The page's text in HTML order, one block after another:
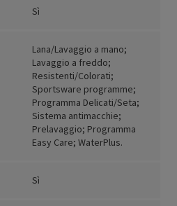
Sì
Lana/Lavaggio a mano;
Lavaggio a freddo;
Resistenti/Colorati;
Sportsware programme;
Programma Delicati/Seta;
Sistema antimacchie;
Prelavaggio; Programma
Easy Care; WaterPlus.
Sì